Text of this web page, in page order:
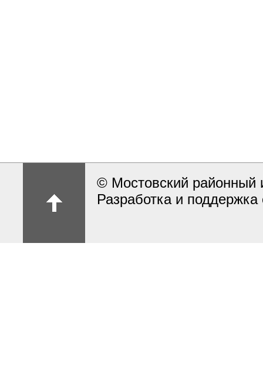
© Мостовский районный
Разработка и поддержка